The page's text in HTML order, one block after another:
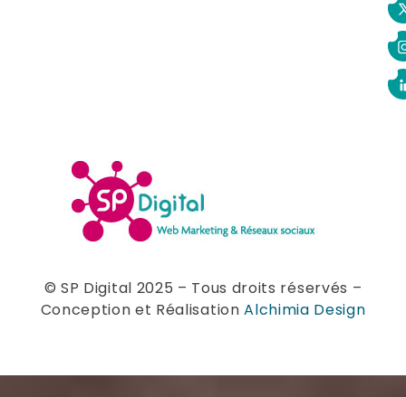
© SP Digital 2025 – Tous droits réservés –
Conception et RéalisationAlchimia Design